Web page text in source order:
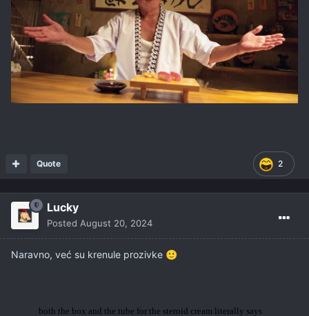
2
Quote
Lucky
Posted August 20, 2024
Naravno, već su krenule prozivke 🙂